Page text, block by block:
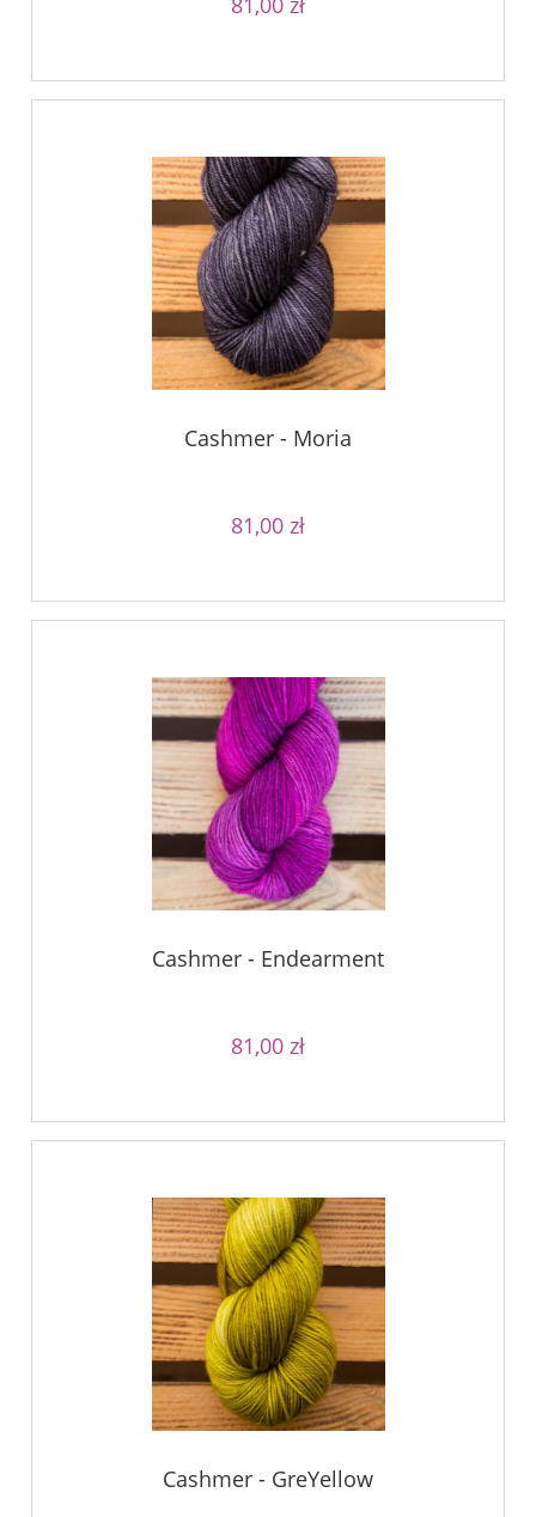
Cashmer - Moria
81,00 zł
Cashmer - Endearment
81,00 zł
Cashmer - GreYellow